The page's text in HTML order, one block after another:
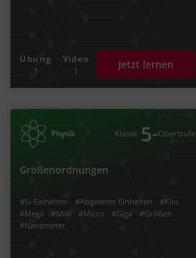
Übung
1
Video
1
Jetzt lernen
Physik Klasse 5‐Oberstufe
Größenordnungen
#Si-Einheiten #Abgeleitet Einheiten
#Kilo
#Mega
#Milli #Micro #Giga
#Größen
#Nanometer